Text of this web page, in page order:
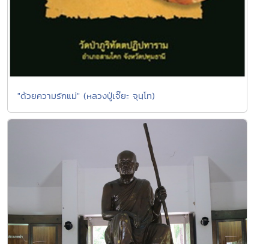
"ด้วยความรักแม่" (หลวงปู่เจ๊ยะ จุนฺโท)